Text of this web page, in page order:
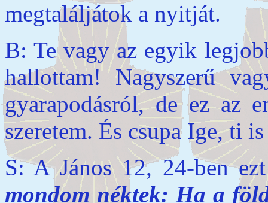
megtaláljátok a nyitját.
B: Te vagy az egyik
hallottam! Nagyszerű
gyarapodásról, de ez az
szeretem. És csupa Ige, ti
S: A János 12, 24-ben
mondom néktek: Ha a